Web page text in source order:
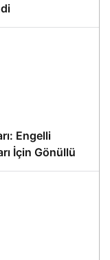
Engelli
İçin Gönüllü